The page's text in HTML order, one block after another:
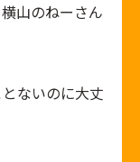
山のねーさん
ないのに大丈